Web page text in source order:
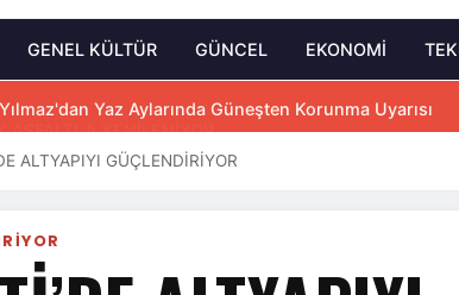
GENEL KÜLTÜR GÜNCEL EKONOMİ
ASFALTLA YENİLENİYOR
ALTYAPIYI GÜÇLENDİRİYOR